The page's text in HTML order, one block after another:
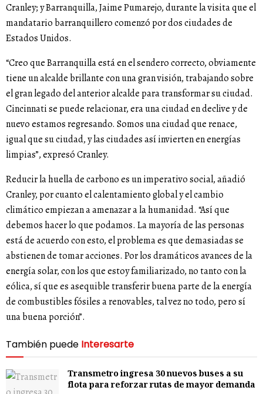
Cranley; y Barranquilla, Jaime Pumarejo, durante la visita que el
mandatario barranquillero comenzó por dos ciudades de
Estados Unidos.
“Creo que Barranquilla está en el sendero correcto, obviamente
tiene un alcalde brillante con una gran visión, trabajando sobre
el gran legado del anterior alcalde para transformar su ciudad.
Cincinnati se puede relacionar, era una ciudad en declive y de
nuevo estamos regresando. Somos una ciudad que renace,
igual que su ciudad, y las ciudades así invierten en energías
limpias”, expresó Cranley.
Reducir la huella de carbono es un imperativo social, añadió
Cranley, por cuanto el calentamiento global y el cambio
climático empiezan a amenazar a la humanidad. “Así que
debemos hacer lo que podamos. La mayoría de las personas
está de acuerdo con esto, el problema es que demasiadas se
abstienen de tomar acciones. Por los dramáticos avances de la
energía solar, con los que estoy familiarizado, no tanto con la
eólica, sí que es asequible transferir buena parte de la energía
de combustibles fósiles a renovables, tal vez no todo, pero sí
una buena porción”.
También puede Interesarte
Transmetro ingresa 30 nuevos buses a su
flota para reforzar rutas de mayor demanda